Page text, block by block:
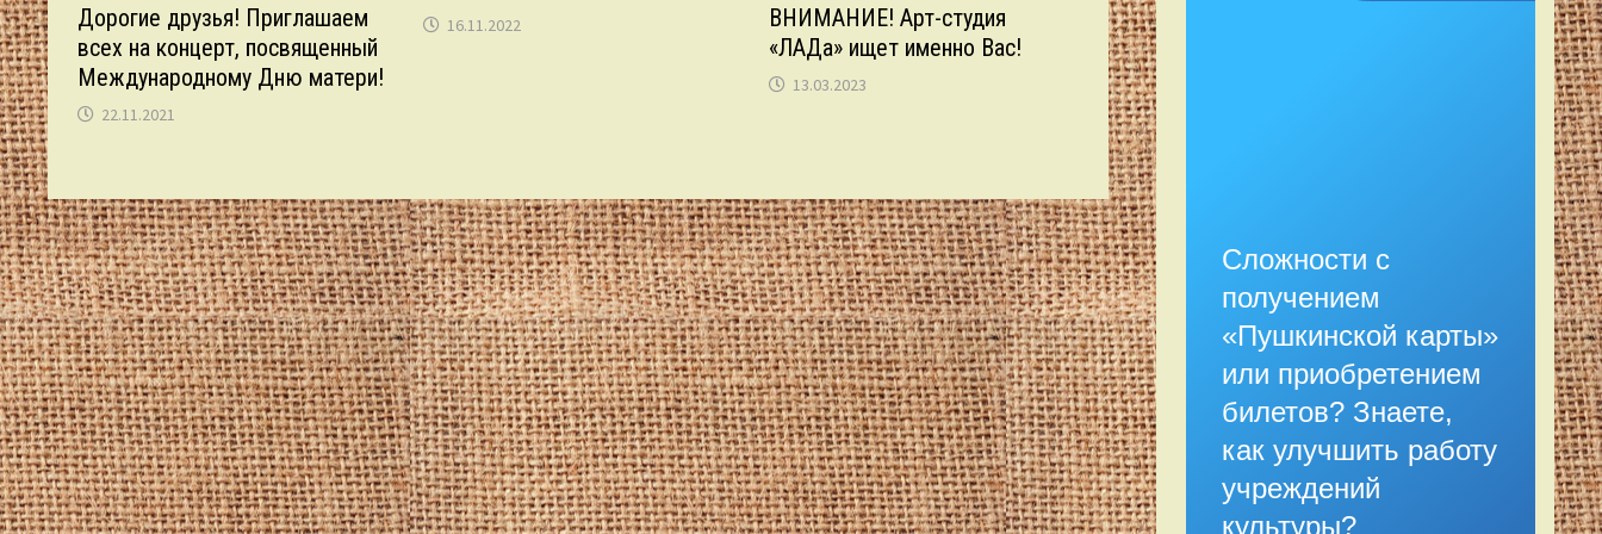
Дорогие друзья! Приглашаем
всех на концерт, посвященный
Международному Дню матери!
22.11.2021
16.11.2022
ВНИМАНИЕ! Арт-студия
«ЛАДа» ищет именно Вас!
13.03.2023
Сложности с
получением
«Пушкинской карты»
или приобретением
билетов? Знаете,
как улучшить работу
учреждений
культуры?